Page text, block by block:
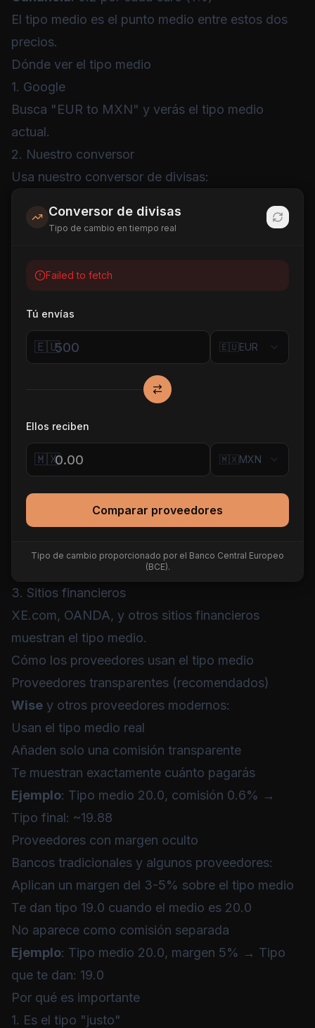
El tipo medio es el punto medio entre estos dos
precios.
Dónde ver el tipo medio
1. Google
Busca "EUR to MXN" y verás el tipo medio
actual.
2. Nuestro conversor
Usa nuestro conversor de divisas:
Conversor de divisas
Tipo de cambio en tiempo real
Failed to fetch
Tú envías
🇪🇺 🇪🇺EUR
Ellos reciben
🇲🇽 🇲🇽MXN
Comparar proveedores
Tipo de cambio proporcionado por el Banco Central Europeo
(BCE).
3. Sitios financieros
XE.com, OANDA, y otros sitios financieros
muestran el tipo medio.
Cómo los proveedores usan el tipo medio
Proveedores transparentes (recomendados)
Wise y otros proveedores modernos:
Usan el tipo medio real
Añaden solo una comisión transparente
Te muestran exactamente cuánto pagarás
Ejemplo: Tipo medio 20.0, comisión 0.6% →
Tipo final: ~19.88
Proveedores con margen oculto
Bancos tradicionales y algunos proveedores:
Aplican un margen del 3-5% sobre el tipo medio
Te dan tipo 19.0 cuando el medio es 20.0
No aparece como comisión separada
Ejemplo: Tipo medio 20.0, margen 5% → Tipo
que te dan: 19.0
Por qué es importante
1. Es el tipo "justo"